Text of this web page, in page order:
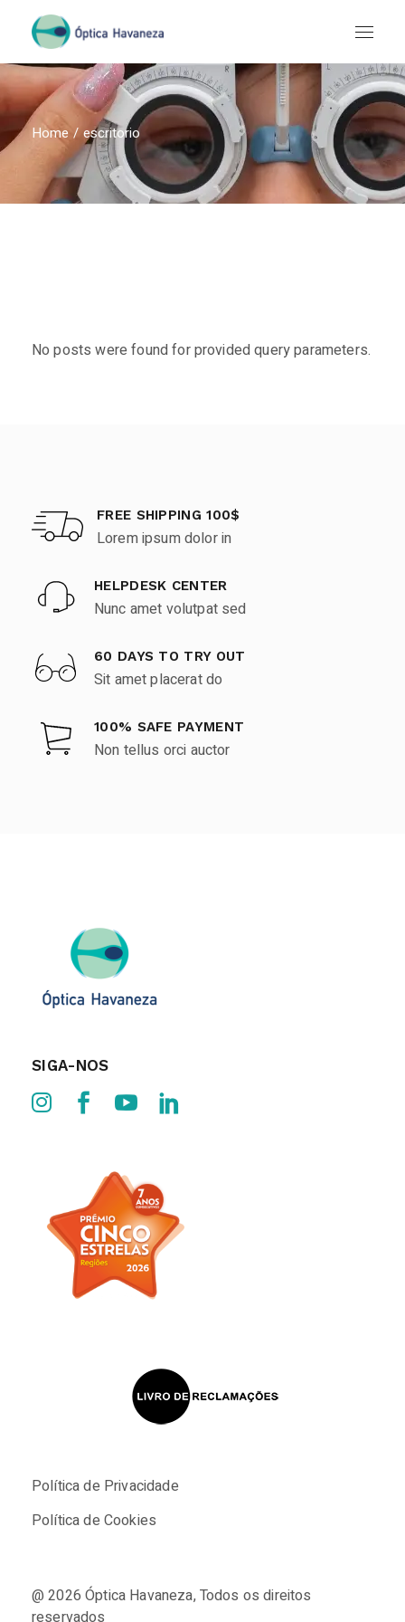
content
Home escritorio
No posts were found for provided query parameters.
FREE SHIPPING 100$
Lorem ipsum dolor in
HELPDESK CENTER
Nunc amet volutpat sed
60 DAYS TO TRY OUT
Sit amet placerat do
100% SAFE PAYMENT
Non tellus orci auctor
SIGA-NOS
Política de Privacidade
Política de Cookies
@ 2026Óptica Havaneza, Todos os direitos
reservados